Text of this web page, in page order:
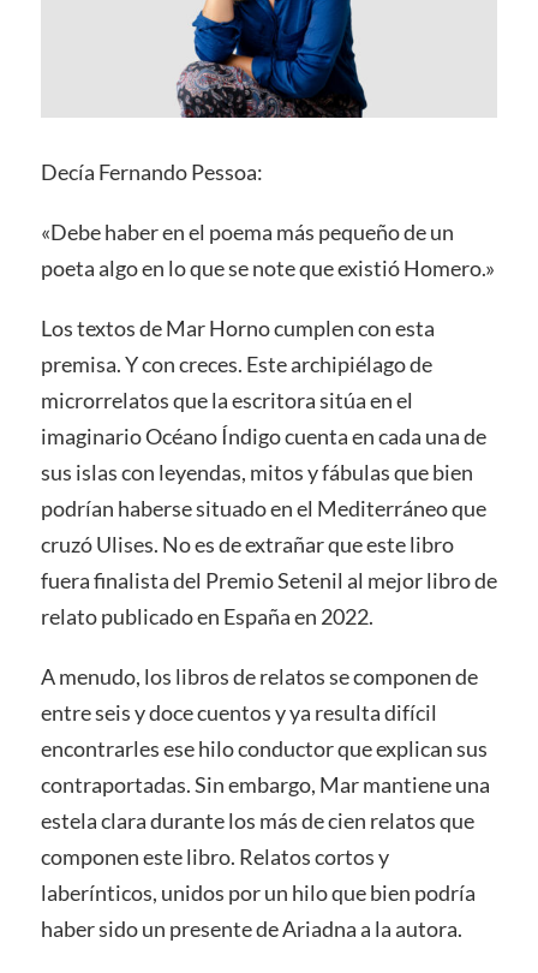
Decía Fernando Pessoa:
«Debe haber en el poema más pequeño de un
poeta algo en lo que se note que existió Homero.»
Los textos de Mar Horno cumplen con esta
premisa. Y con creces. Este archipiélago de
microrrelatos que la escritora sitúa en el
imaginario Océano Índigo cuenta en cada una de
sus islas con leyendas, mitos y fábulas que bien
podrían haberse situado en el Mediterráneo que
cruzó Ulises. No es de extrañar que este libro
fuera finalista del Premio Setenil al mejor libro de
relato publicado en España en 2022.
A menudo, los libros de relatos se componen de
entre seis y doce cuentos y ya resulta difícil
encontrarles ese hilo conductor que explican sus
contraportadas. Sin embargo, Mar mantiene una
estela clara durante los más de cien relatos que
componen este libro. Relatos cortos y
laberínticos, unidos por un hilo que bien podría
haber sido un presente de Ariadna a la autora.